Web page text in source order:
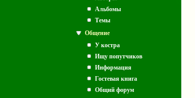
Альбомы
Темы
Общение
У костра
Ищу попутчиков
Информация
Гостевая книга
Общий форум